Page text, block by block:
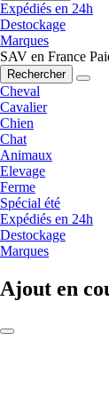
Expédiés en 24h
Destockage
Marques
SAV en France
Rechercher
Cheval
Cavalier
Chien
Chat
Animaux
Elevage
Ferme
Spécial été
Expédiés en 24h
Destockage
Marques
Ajout en